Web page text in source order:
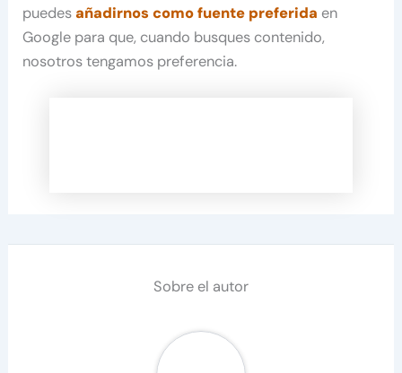
puedesañadirnos como fuente preferida en
Google para que, cuando busques contenido,
nosotros tengamos preferencia.
Sobre el autor